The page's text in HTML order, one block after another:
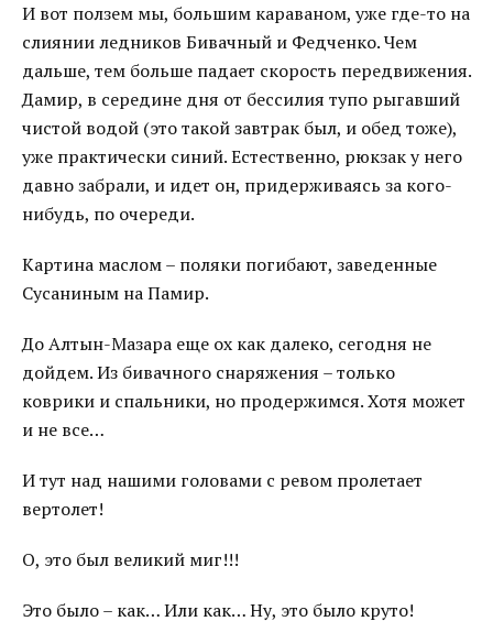
И вот ползем мы, большим караваном, уже где-то на
слиянии ледников Бивачный и Федченко. Чем
дальше, тем больше падает скорость передвижения.
Дамир, в середине дня от бессилия тупо рыгавший
чистой водой (это такой завтрак был, и обед тоже),
уже практически синий. Естественно, рюкзак у него
давно забрали, и идет он, придерживаясь за кого-
нибудь, по очереди.
Картина маслом – поляки погибают, заведенные
Сусаниным на Памир.
До Алтын-Мазара еще ох как далеко, сегодня не
дойдем. Из бивачного снаряжения – только
коврики и спальники, но продержимся. Хотя может
и не все…
И тут над нашими головами с ревом пролетает
вертолет!
О, это был великий миг!!!
Это было – как… Или как… Ну, это было круто!